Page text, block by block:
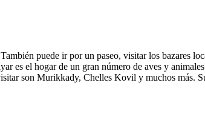
puede ir por un paseo, visitar los bazares
es el hogar de un gran número de aves y
son Murikkady, Chelles Kovil y muchos más.